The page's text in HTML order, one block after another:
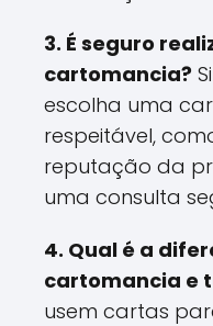
3. É seguro
cartomancia?
escolha uma
respeitável,
reputação da
uma consulta
4. Qual é a
cartomancia e
usem cartas